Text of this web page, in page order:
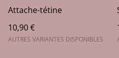
Attache-tétine
10,90 €
AUTRES VARIANTES DISPONIBLES